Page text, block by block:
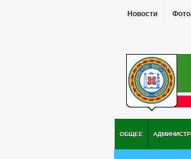
Новости
ОБЩЕЕ